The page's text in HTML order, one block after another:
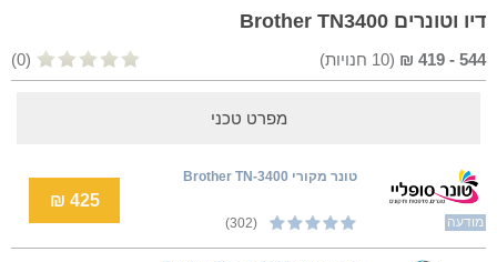
דיו וטונרים Brother TN3400
544
-
419
₪
(
10 חנויות) (0)
מפרט טכני
מודעה
טונר מקורי Brother TN-3400
(302)
425 ₪